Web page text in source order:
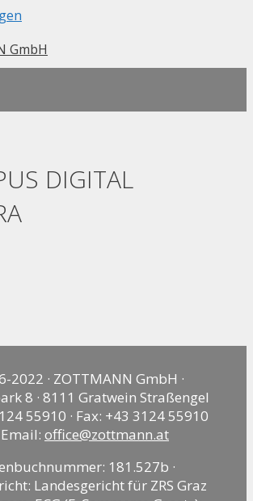
DIGITAL
2022 · ZOTTMANN GmbH ·
8 · 8111 Gratwein Straßengel
55910 · Fax: +43 3124 55910
Email: office@zottmann.at
181.527b ·
Landesgericht für ZRS Graz